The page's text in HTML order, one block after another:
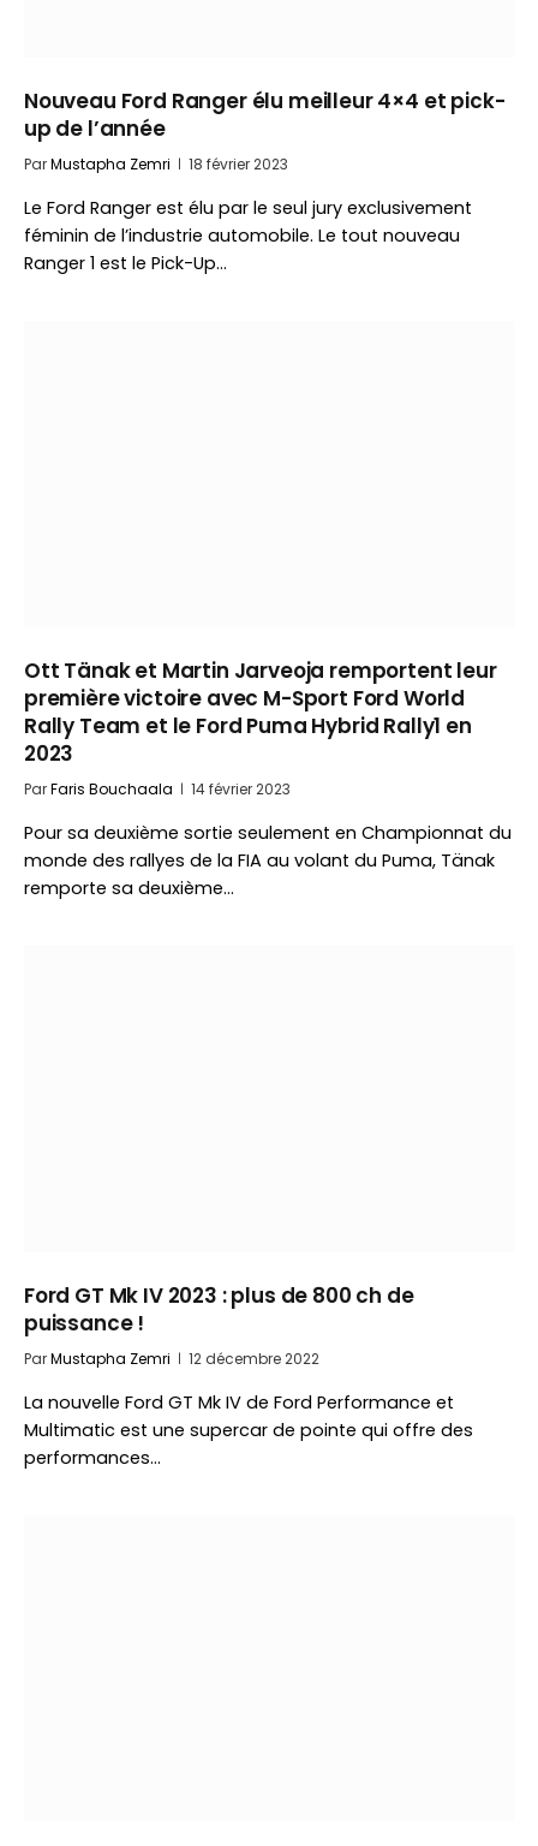
Nouveau Ford Ranger élu meilleur 4×4 et pick-
up de l’année
ParMustapha Zemri 18 février 2023
Le Ford Ranger est élu par le seul jury exclusivement
féminin de l’industrie automobile. Le tout nouveau
Ranger 1 est le Pick-Up…
Ott Tänak et Martin Jarveoja remportent leur
première victoire avec M-Sport Ford World
Rally Team et le Ford Puma Hybrid Rally1 en
2023
ParFaris Bouchaala 14 février 2023
Pour sa deuxième sortie seulement en Championnat du
monde des rallyes de la FIA au volant du Puma, Tänak
remporte sa deuxième…
Ford GT Mk IV 2023 : plus de 800 ch de
puissance !
ParMustapha Zemri 12 décembre 2022
La nouvelle Ford GT Mk IV de Ford Performance et
Multimatic est une supercar de pointe qui offre des
performances…